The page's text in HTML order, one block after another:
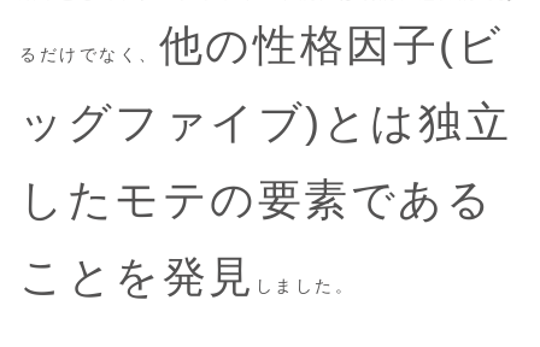
るだけでなく、 他の性格因子(ビ
ッグファイブ)とは独立
したモテの要素である
ことを発見 しました。